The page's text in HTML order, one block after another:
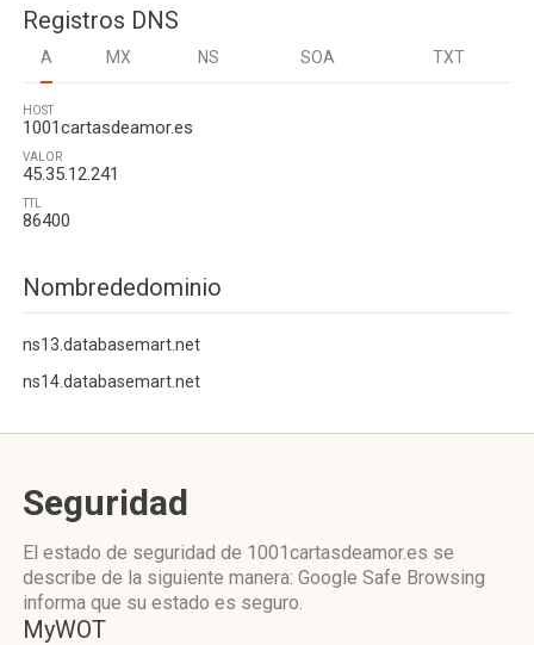
Registros DNS
A MX NS SOA TXT
HOST
1001cartasdeamor.es
VALOR
45.35.12.241
TTL
86400
Nombrededominio
ns13.databasemart.net
ns14.databasemart.net
Seguridad
El estado de seguridad de 1001cartasdeamor.es se
describe de la siguiente manera: Google Safe Browsing
informa que su estado es seguro.
MyWOT